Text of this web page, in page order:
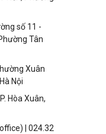
số 11 -
Tân
Xuân
Nội
Hòa Xuân,
| 024.32